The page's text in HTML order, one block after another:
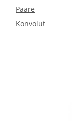
Paare
Konvolut